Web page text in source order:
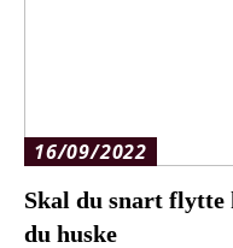
16/09/2022
Skal du snart flytte
du huske